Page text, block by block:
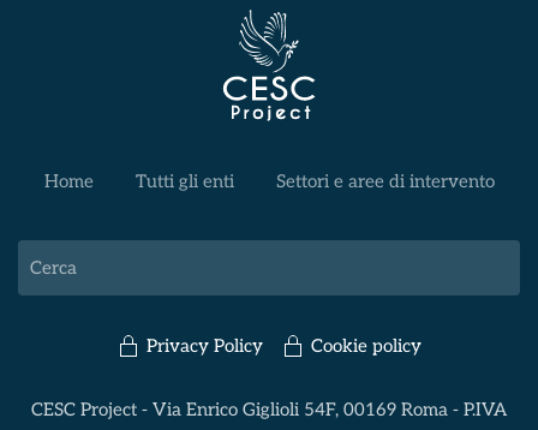
Home Tutti gli enti Settori e aree di intervento
Privacy Policy Cookie policy
CESC Project - Via Enrico Giglioli 54F, 00169 Roma - P.IVA